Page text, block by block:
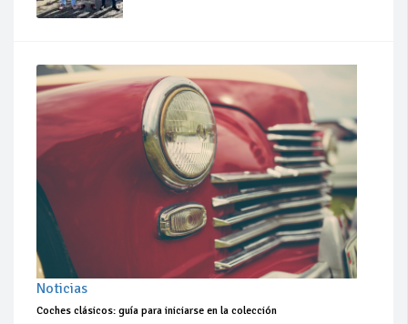
Noticias
Coches clásicos: guía para iniciarse en la colección